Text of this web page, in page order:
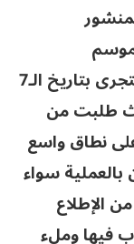
2026/2027، لفائدة 12 رتبة، والتي ستجرى بتاريخ الـ7
طلبت من
نطاق واسع
سواء
الإطلاع
فيها وملء